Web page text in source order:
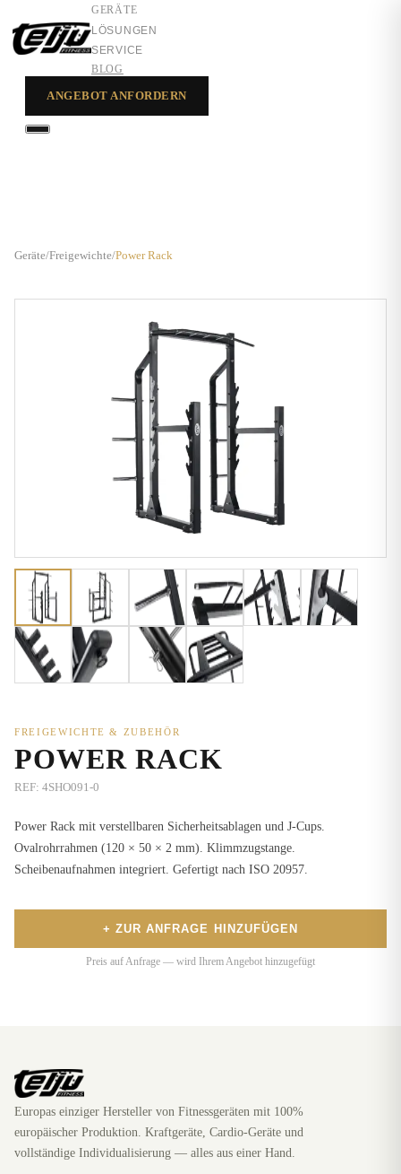
GERÄTE
LÖSUNGEN
SERVICE
BLOG
ANGEBOT ANFORDERN
Geräte/Freigewichte/Power Rack
FREIGEWICHTE & ZUBEHÖR
POWER RACK
REF: 4SHO091-0
Power Rack mit verstellbaren Sicherheitsablagen und J-Cups.
Ovalrohrrahmen (120 × 50 × 2 mm). Klimmzugstange.
Scheibenaufnahmen integriert. Gefertigt nach ISO 20957.
+ ZUR ANFRAGE HINZUFÜGEN
Preis auf Anfrage — wird Ihrem Angebot hinzugefügt
Europas einziger Hersteller von Fitnessgeräten mit 100%
europäischer Produktion. Kraftgeräte, Cardio-Geräte und
vollständige Individualisierung — alles aus einer Hand.